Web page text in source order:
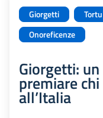
Giorgetti
Tortu
Onoreficenze
Giorgetti:
premiare
all’Italia